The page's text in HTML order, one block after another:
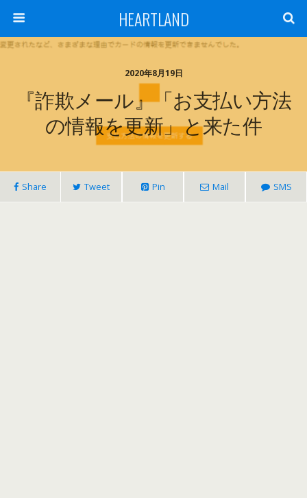
HEARTLAND
2020年8月19日
『詐欺メール』「お支払い方法
の情報を更新」と来た件
Share Tweet Pin Mail SMS